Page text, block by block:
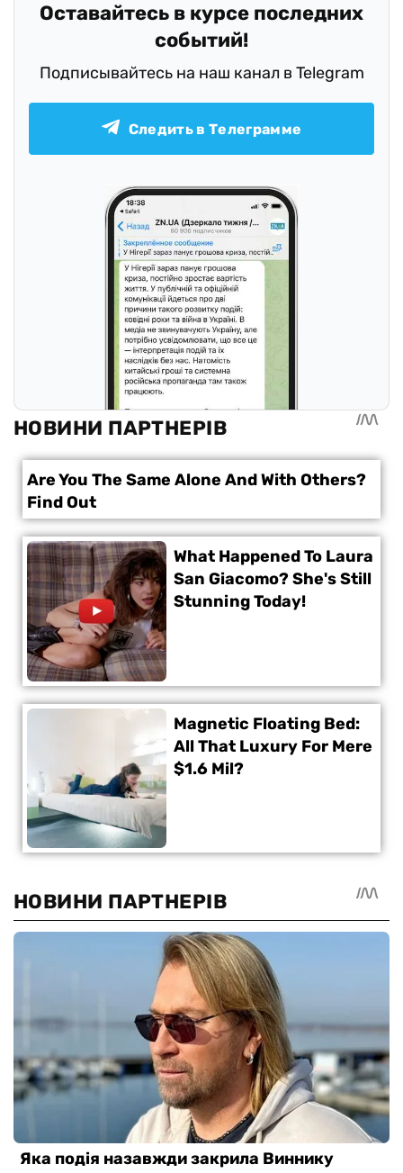
Оставайтесь в курсе последних
событий!
Подписывайтесь на наш канал в Telegram
Следить в Телеграмме